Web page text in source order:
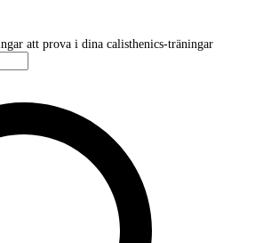
att prova i dina calisthenics-träningar